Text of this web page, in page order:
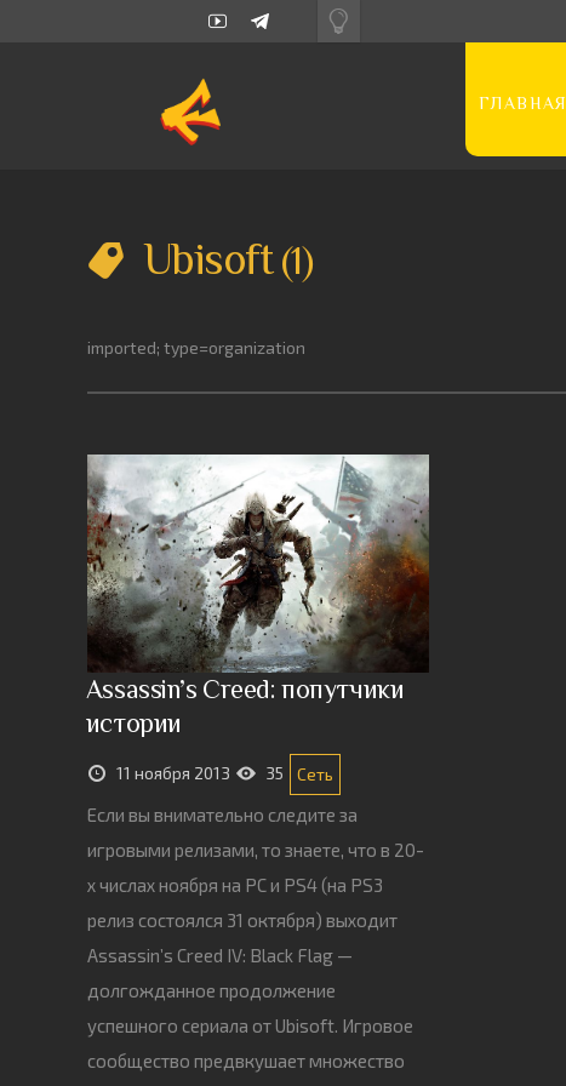
ГЛАВНАЯ
Ubisoft 1
imported; type=organization
Assassin’s Creed: попутчики
истории
11 ноября 2013 35 Сеть
Если вы внимательно следите за
игровыми релизами, то знаете, что в 20-
х числах ноября на PC и PS4 (на PS3
релиз состоялся 31 октября) выходит
Assassin’s Creed IV: Black Flag —
долгожданное продолжение
успешного сериала от Ubisoft. Игровое
сообщество предвкушает множество